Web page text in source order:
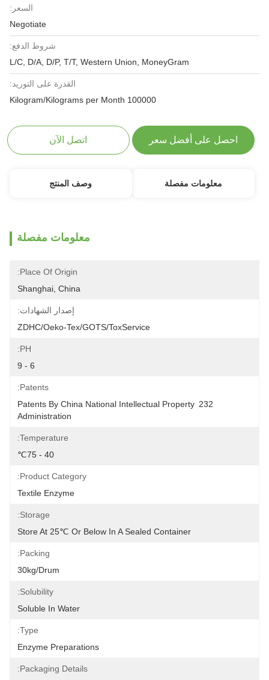
السعر:
Negotiate
شروط الدفع:
L/C, D/A, D/P, T/T, Western Union, MoneyGram
القدرة على التوريد:
100000 Kilogram/Kilograms per Month
احصل على أفضل سعر اتصل الآن
معلومات مفصلة وصف المنتج
معلومات مفصلة
Place Of Origin:
Shanghai, China
إصدار الشهادات:
ZDHC/Oeko-Tex/GOTS/ToxService
PH:
6 - 9
Patents:
232 Patents By China National Intellectual Property
Administration
Temperature:
40 - 75℃
Product Category:
Textile Enzyme
Storage:
Store At 25℃ Or Below In A Sealed Container
Packing:
30kg/drum
Solubility:
Soluble In Water
Type:
Enzyme Preparations
Packaging Details: